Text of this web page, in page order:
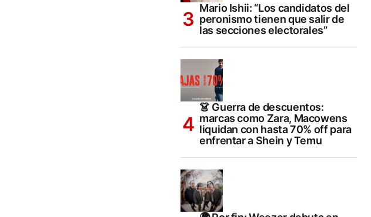
Mario Ishii: “Los candidatos del
peronismo tienen que salir de
las secciones electorales”
👗 Guerra de descuentos:
marcas como Zara, Macowens
liquidan con hasta 70% off para
enfrentar a Shein y Temu